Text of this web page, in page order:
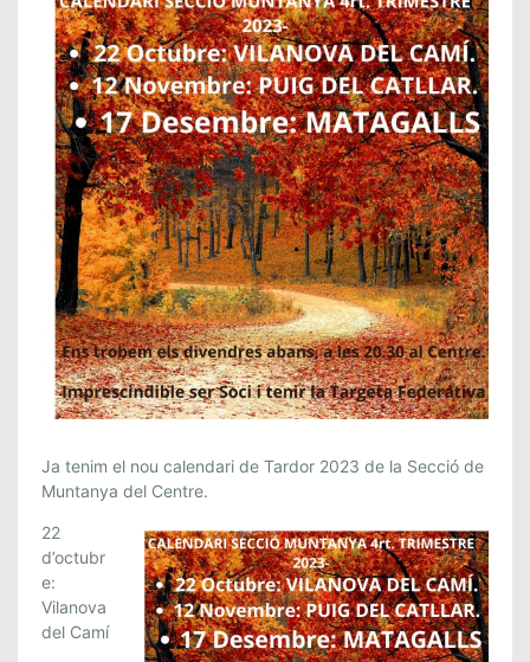
S
E
C
C
I
Ó
D
Ja tenim el nou calendari de Tardor 2023 de la Secció de
Muntanya del Centre.
22
d’octubr
e:
Vilanova
del Camí